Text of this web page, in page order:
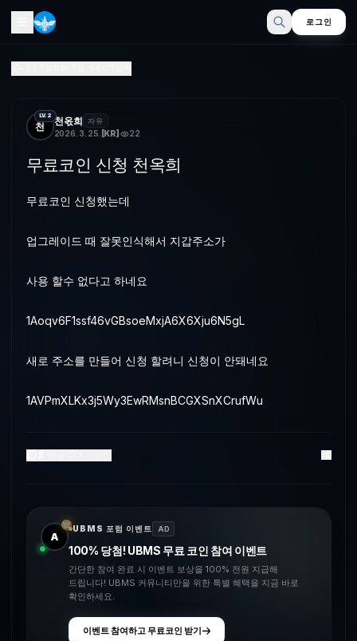
로그인
천
LV.2 천옧희 자유
2026. 3. 25. [KR] 22
무료코인 신청 천옥희
무료코인 신청했는데
업그레이드 때 잘못인식해서 지갑주소가
사용 할수 없다고 하네요
1Aoqv6F1ssf46vGBsoeMxjA6X6Xju6N5gL
새로 주소를 만들어 신청 할려니 신청이 안돼네요
1AVPmXLKx3j5Wy3EwRMsnBCGXSnXCrufWu
A
UBMS 포럼 이벤트 AD
100% 당첨! UBMS 무료 코인 참여 이벤트
간단한 참여 완료 시 이벤트 보상을 100% 전원 지급해
드립니다! UBMS 커뮤니티만을 위한 특별 혜택을 지금 바로
확인하세요.
이벤트 참여하고 무료코인 받기